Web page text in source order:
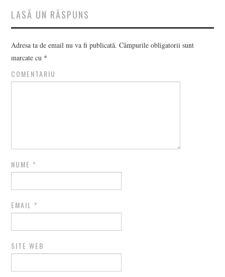
LASĂ UN RĂSPUNS
Adresa ta de email nu va fi publicată. Câmpurile obligatorii sunt
marcate cu *
COMENTARIU
NUME *
EMAIL *
SITE WEB